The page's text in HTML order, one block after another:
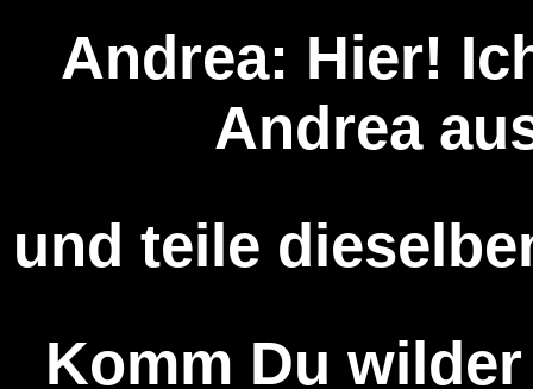
Andrea: Hier!
Andrea
und teile
Komm Du